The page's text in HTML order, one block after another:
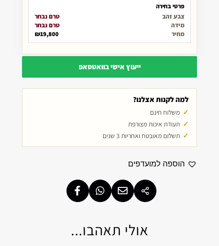
פרטי בחירה
צבע זהב
טרם נבחר
מידה
טרם נבחר
מחיר
₪19,800
ייעוץ אישי בוואטסאפ
למה לקנות אצלנו?
משלוח חינם
תעודת איכות מצורפת
תשלום מאובטח ואחריות 3 שנים
הוספה למועדפים
אולי תאהבו...